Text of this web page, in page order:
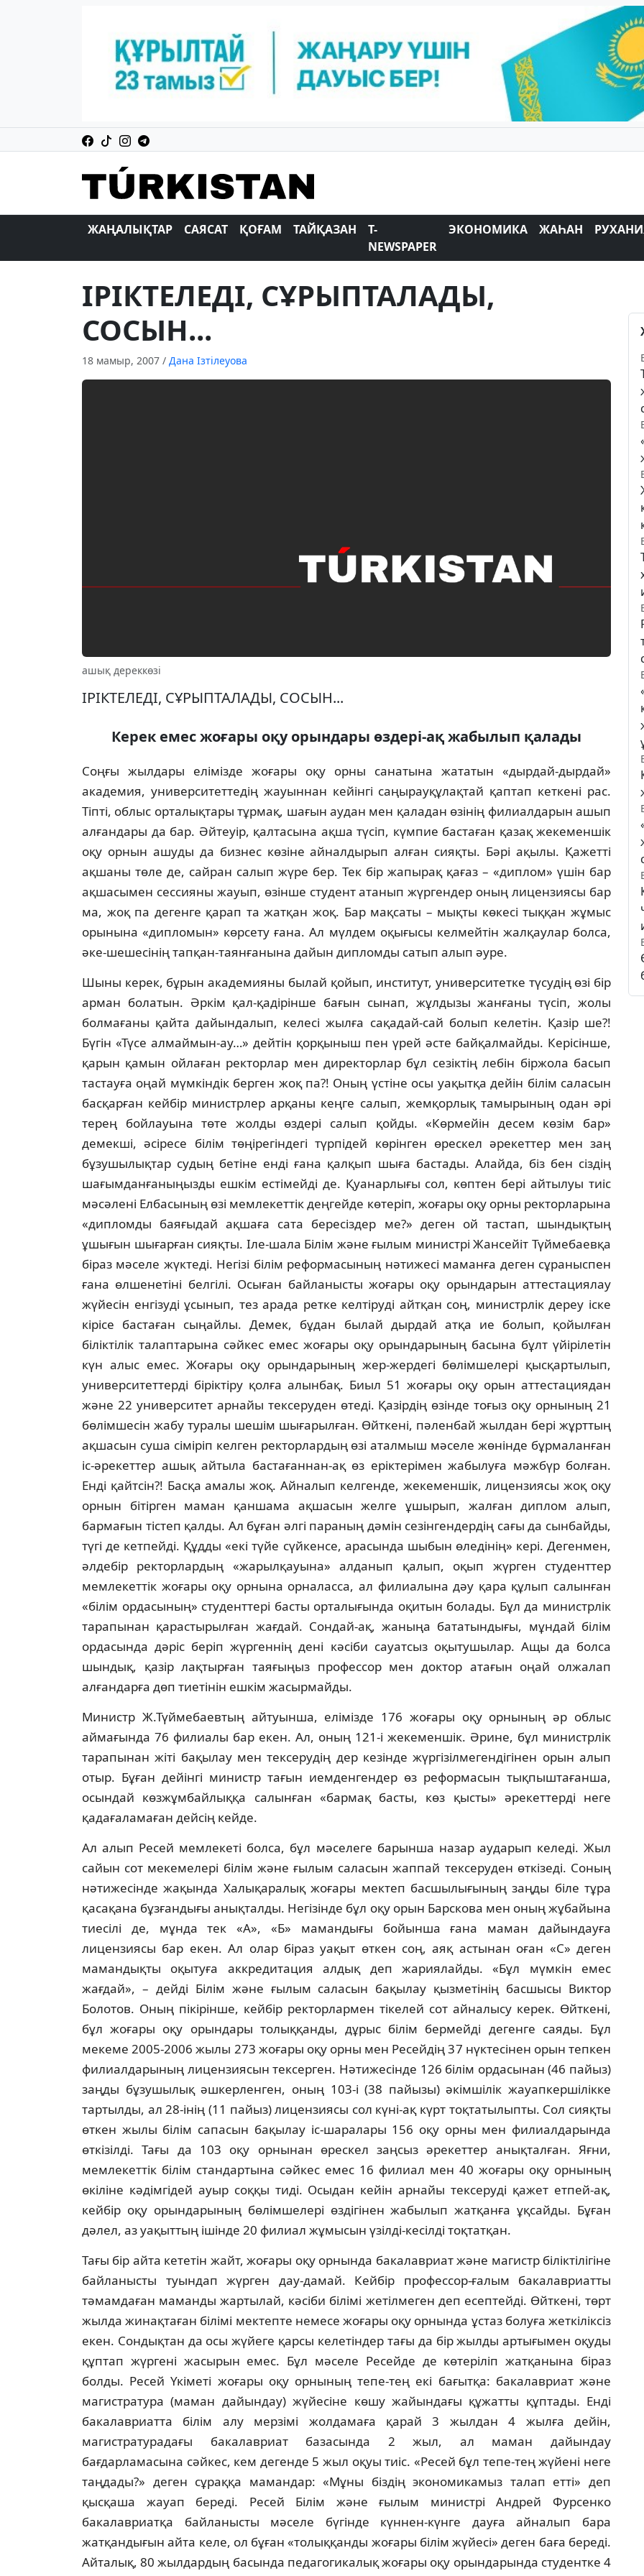
ЖАҢАЛЫҚТАР САЯСАТ ҚОҒАМ ТАЙҚАЗАН
T-
NEWSPAPER
ЭКОНОМИКА ЖАҺАН
IРIКТЕЛЕДI, СҰРЫПТАЛАДЫ,
СОСЫН...
18 мамыр, 2007 / Дана Ізтілеуова
ашық дереккөзі
IРIКТЕЛЕДI, СҰРЫПТАЛАДЫ, СОСЫН...
Керек емес жоғары оқу орындары өздерi-ақ жабылып қалады
Соңғы жылдары елiмiзде жоғары оқу орны санатына жататын «дырдай-дырдай»
академия, университеттедiң жауыннан кейiнгi саңырауқұлақтай қаптап кеткенi рас.
Тiптi, облыс орталықтары тұрмақ, шағын аудан мен қаладан өзiнiң филиалдарын ашып
алғандары да бар. Әйтеуiр, қалтасына ақша түсiп, күмпие бастаған қазақ жекеменшiк
оқу орнын ашуды да бизнес көзiне айналдырып алған сияқты. Бәрi ақылы. Қажеттi
ақшаны төле де, сайран салып жүре бер. Тек бiр жапырақ қағаз – «диплом» үшiн бар
ақшасымен сессияны жауып, өзiнше студент атанып жүргендер оның лицензиясы бар
ма, жоқ па дегенге қарап та жатқан жоқ. Бар мақсаты – мықты көкесi тыққан жұмыс
орынына «дипломын» көрсету ғана. Ал мүлдем оқығысы келмейтiн жалқаулар болса,
әке-шешесiнiң тапқан-таянғанына дайын дипломды сатып алып әуре.
Шыны керек, бұрын академияны былай қойып, институт, университетке түсудiң өзi бiр
арман болатын. Әркiм қал-қадiрiнше бағын сынап, жұлдызы жанғаны түсiп, жолы
болмағаны қайта дайындалып, келесi жылға сақадай-сай болып келетiн. Қазiр ше?!
Бүгiн «Түсе алмаймын-ау…» дейтiн қорқыныш пен үрей әсте байқалмайды. Керiсiнше,
қарын қамын ойлаған ректорлар мен директорлар бұл сезiктiң лебiн бiржола басып
тастауға оңай мүмкiндiк берген жоқ па?! Оның үстiне осы уақытқа дейiн бiлiм саласын
басқарған кейбiр министрлер арқаны кеңге салып, жемқорлық тамырының одан әрi
терең бойлауына төте жолды өздерi салып қойды. «Көрмейiн десем көзiм бар»
демекшi, әсiресе бiлiм төңiрегiндегi түрпiдей көрiнген өрескел әрекеттер мен заң
бұзушылықтар судың бетiне ендi ғана қалқып шыға бастады. Алайда, бiз бен сiздiң
шағымданғаныңызды ешкiм естiмейдi де. Қуанарлығы сол, көптен берi айтылуы тиiс
мәсәленi Елбасының өзi мемлекеттiк деңгейде көтерiп, жоғары оқу орны ректорларына
«дипломды баяғыдай ақшаға сата бересiздер ме?» деген ой тастап, шындықтың
ұшығын шығарған сияқты. Iле-шала Бiлiм және ғылым министрi Жансейiт Түймебаевқа
бiраз мәселе жүктедi. Негiзi бiлiм реформасының нәтижесi маманға деген сұраныспен
ғана өлшенетiнi белгiлi. Осыған байланысты жоғары оқу орындарын аттестациялау
жүйесiн енгiзудi ұсынып, тез арада ретке келтiрудi айтқан соң, министрлiк дереу iске
кiрiсе бастаған сыңайлы. Демек, бұдан былай дырдай атқа ие болып, қойылған
бiлiктiлiк талаптарына сәйкес емес жоғары оқу орындарының басына бұлт үйiрiлетiн
күн алыс емес. Жоғары оқу орындарының жер-жердегi бөлiмшелерi қысқартылып,
университеттердi бiрiктiру қолға алынбақ. Биыл 51 жоғары оқу орын аттестациядан
және 22 университет арнайы тексеруден өтедi. Қазiрдiң өзiнде тоғыз оқу орнының 21
бөлiмшесiн жабу туралы шешiм шығарылған. Өйткенi, пәленбай жылдан берi жұрттың
ақшасын суша сiмiрiп келген ректорлардың өзi аталмыш мәселе жөнiнде бұрмаланған
iс-әрекеттер ашық айтыла бастағаннан-ақ өз ерiктерiмен жабылуға мәжбүр болған.
Ендi қайтсiн?! Басқа амалы жоқ. Айналып келгенде, жекеменшiк, лицензиясы жоқ оқу
орнын бiтiрген маман қаншама ақшасын желге ұшырып, жалған диплом алып,
бармағын тiстеп қалды. Ал бұған әлгi параның дәмiн сезiнгендердiң сағы да сынбайды,
түгi де кетпейдi. Құдды «екi түйе сүйкенсе, арасында шыбын өледiнiң» керi. Дегенмен,
әлдебiр ректорлардың «жарылқауына» алданып қалып, оқып жүрген студенттер
мемлекеттiк жоғары оқу орнына орналасса, ал филиалына дәу қара құлып салынған
«бiлiм ордасының» студенттерi басты орталығында оқитын болады. Бұл да министрлiк
тарапынан қарастырылған жағдай. Сондай-ақ, жаныңа бататындығы, мұндай бiлiм
ордасында дәрiс берiп жүргеннiң денi кәсiби сауатсыз оқытушылар. Ащы да болса
шындық, қазiр лақтырған таяғыңыз профессор мен доктор атағын оңай олжалап
алғандарға дөп тиетiнiн ешкiм жасырмайды.
Министр Ж.Түймебаевтың айтуынша, елiмiзде 176 жоғары оқу орнының әр облыс
аймағында 76 филиалы бар екен. Ал, оның 121-i жекеменшiк. Әрине, бұл министрлiк
тарапынан жiтi бақылау мен тексерудiң дер кезiнде жүргiзiлмегендiгiнен орын алып
отыр. Бұған дейiнгi министр тағын иемденгендер өз реформасын тықпыштағанша,
осындай көзжұмбайлыққа салынған «бармақ басты, көз қысты» әрекеттердi неге
қадағаламаған дейсiң кейде.
Ал алып Ресей мемлекетi болса, бұл мәселеге барынша назар аударып келедi. Жыл
сайын сот мекемелерi бiлiм және ғылым саласын жаппай тексеруден өткiзедi. Соның
нәтижесiнде жақында Халықаралық жоғары мектеп басшылығының заңды бiле тұра
қасақана бұзғандығы анықталды. Негiзiнде бұл оқу орын Барскова мен оның жұбайына
тиесiлi де, мұнда тек «А», «Б» мамандығы бойынша ғана маман дайындауға
лицензиясы бар екен. Ал олар бiраз уақыт өткен соң, аяқ астынан оған «С» деген
мамандықты оқытуға аккредитация алдық деп жариялайды. «Бұл мүмкiн емес
жағдай», – дейдi Бiлiм және ғылым саласын бақылау қызметiнiң басшысы Виктор
Болотов. Оның пiкiрiнше, кейбiр ректорлармен тiкелей сот айналысу керек. Өйткенi,
бұл жоғары оқу орындары толыққанды, дұрыс бiлiм бермейдi дегенге саяды. Бұл
мекеме 2005-2006 жылы 273 жоғары оқу орны мен Ресейдiң 37 нүктесiнен орын тепкен
филиалдарының лицензиясын тексерген. Нәтижесiнде 126 бiлiм ордасынан (46 пайыз)
заңды бұзушылық әшкерленген, оның 103-i (38 пайызы) әкiмшiлiк жауапкершiлiкке
тартылды, ал 28-iнiң (11 пайыз) лицензиясы сол күнi-ақ күрт тоқтатылыпты. Сол сияқты
өткен жылы бiлiм сапасын бақылау iс-шаралары 156 оқу орны мен филиалдарында
өткiзiлдi. Тағы да 103 оқу орнынан өрескел заңсыз әрекеттер анықталған. Яғни,
мемлекеттiк бiлiм стандартына сәйкес емес 16 филиал мен 40 жоғары оқу орнының
өкiлiне кәдiмгiдей ауыр соққы тидi. Осыдан кейiн арнайы тексерудi қажет етпей-ақ,
кейбiр оқу орындарының бөлiмшелерi өздiгiнен жабылып жатқанға ұқсайды. Бұған
дәлел, аз уақыттың iшiнде 20 филиал жұмысын үзiлдi-кесiлдi тоқтатқан.
Тағы бiр айта кететiн жайт, жоғары оқу орнында бакалавриат және магистр бiлiктiлiгiне
байланысты туындап жүрген дау-дамай. Кейбiр профессор-ғалым бакалавриатты
тәмамдаған маманды жартылай, кәсiби бiлiмi жетiлмеген деп есептейдi. Өйткенi, төрт
жылда жинақтаған бiлiмi мектепте немесе жоғары оқу орнында ұстаз болуға жеткiлiксiз
екен. Сондықтан да осы жүйеге қарсы келетiндер тағы да бiр жылды артығымен оқуды
құптап жүргенi жасырын емес. Бұл мәселе Ресейде де көтерiлiп жатқанына бiраз
болды. Ресей Үкiметi жоғары оқу орнының тепе-тең екi бағытқа: бакалавриат және
магистратура (маман дайындау) жүйесiне көшу жайындағы құжатты құптады. Ендi
бакалавриатта бiлiм алу мерзiмi жолдамаға қарай 3 жылдан 4 жылға дейiн,
магистратурадағы бакалавриат базасында 2 жыл, ал маман дайындау
бағдарламасына сәйкес, кем дегенде 5 жыл оқуы тиiс. «Ресей бұл тепе-тең жүйенi неге
таңдады?» деген сұраққа мамандар: «Мұны бiздiң экономикамыз талап еттi» деп
қысқаша жауап бередi. Ресей Бiлiм және ғылым министрi Андрей Фурсенко
бакалавриатқа байланысты мәселе бүгiнде күннен-күнге дауға айналып бара
жатқандығын айта келе, ол бұған «толыққанды жоғары бiлiм жүйесi» деген баға бередi.
Айталық, 80 жылдардың басында педагогикалық жоғары оқу орындарында студентке 4